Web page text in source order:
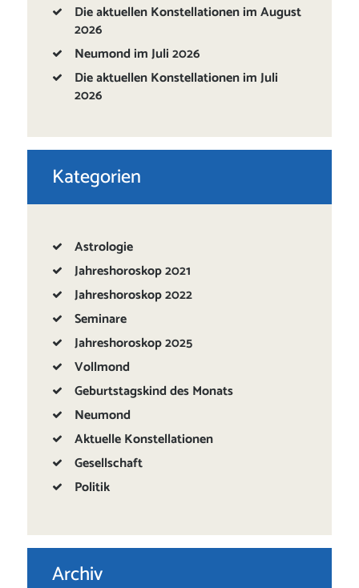
Die aktuellen Konstellationen im August
2026
Neumond im Juli 2026
Die aktuellen Konstellationen im Juli
2026
Kategorien
Astrologie
Jahreshoroskop 2021
Jahreshoroskop 2022
Seminare
Jahreshoroskop 2025
Vollmond
Geburtstagskind des Monats
Neumond
Aktuelle Konstellationen
Gesellschaft
Politik
Archiv